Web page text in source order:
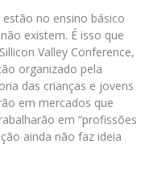
no ensino básico
existem. É isso que
Valley Conference,
organizado pela
das crianças e jovens
em mercados que
em “profissões
ainda não faz ideia